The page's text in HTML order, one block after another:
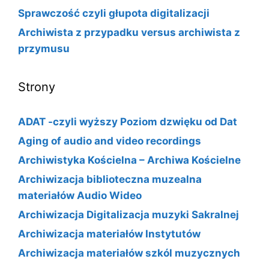
Sprawczość czyli głupota digitalizacji
Archiwista z przypadku versus archiwista z
przymusu
Strony
ADAT -czyli wyższy Poziom dzwięku od Dat
Aging of audio and video recordings
Archiwistyka Kościelna – Archiwa Kościelne
Archiwizacja biblioteczna muzealna
materiałów Audio Wideo
Archiwizacja Digitalizacja muzyki Sakralnej
Archiwizacja materiałów Instytutów
Archiwizacja materiałów szkól muzycznych